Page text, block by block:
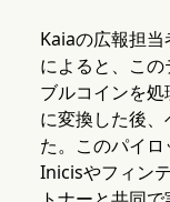
Kaiaの広報担
によると、こ
ブルコインを
に変換した後
た。このパイ
Inicisやフィン